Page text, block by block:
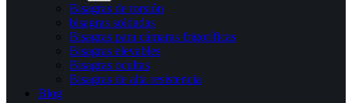
Bisagras de torsión
bisagras soldadas
Bisagras para cámaras frigoríficas
Bisagras elevables
Bisagras ocultas
Bisagras de alta resistencia
Blog